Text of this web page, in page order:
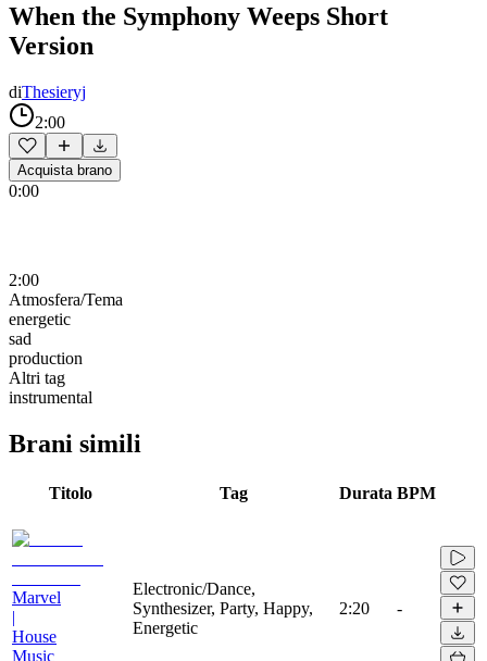
When the Symphony Weeps Short
Version
diThesieryj
2:00
Acquista brano
0:00
2:00
Atmosfera/Tema
energetic
sad
production
Altri tag
instrumental
Brani simili
Titolo Tag Durata BPM
Marvel
|
House
Music
Electronic/Dance,
Synthesizer, Party, Happy,
Energetic
2:20 -